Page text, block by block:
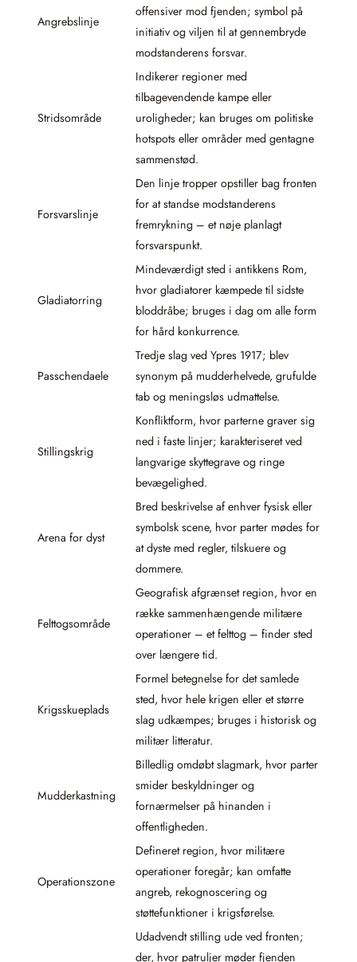
Angrebslinje
offensiver mod fjenden; symbol på
initiativ og viljen til at gennembryde
modstanderens forsvar.
Stridsområde
Indikerer regioner med
tilbagevendende kampe eller
uroligheder; kan bruges om politiske
hotspots eller områder med gentagne
sammenstød.
Forsvarslinje
Den linje tropper opstiller bag fronten
for at standse modstanderens
fremrykning – et nøje planlagt
forsvarspunkt.
Gladiatorring
Mindeværdigt sted i antikkens Rom,
hvor gladiatorer kæmpede til sidste
bloddråbe; bruges i dag om alle form
for hård konkurrence.
Passchendaele
Tredje slag ved Ypres 1917; blev
synonym på mudderhelvede, grufulde
tab og meningsløs udmattelse.
Stillingskrig
Konfliktform, hvor parterne graver sig
ned i faste linjer; karakteriseret ved
langvarige skyttegrave og ringe
bevægelighed.
Arena for dyst
Bred beskrivelse af enhver fysisk eller
symbolsk scene, hvor parter mødes for
at dyste med regler, tilskuere og
dommere.
Felttogsområde
Geografisk afgrænset region, hvor en
række sammenhængende militære
operationer – et felttog – finder sted
over længere tid.
Krigsskueplads
Formel betegnelse for det samlede
sted, hvor hele krigen eller et større
slag udkæmpes; bruges i historisk og
militær litteratur.
Mudderkastning
Billedlig omdøbt slagmark, hvor parter
smider beskyldninger og
fornærmelser på hinanden i
offentligheden.
Operationszone
Defineret region, hvor militære
operationer foregår; kan omfatte
angreb, rekognoscering og
støttefunktioner i krigsførelse.
Udadvendt stilling ude ved fronten;
der, hvor patruljer møder fjenden